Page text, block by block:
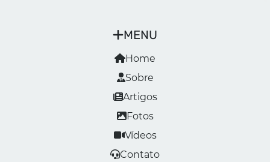
MENU
Home
Sobre
Artigos
Fotos
Vídeos
Contato